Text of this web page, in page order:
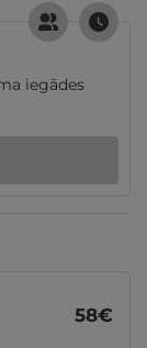
iegādes
58€